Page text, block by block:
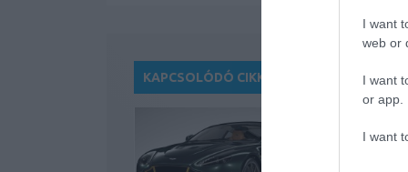
I want
web or
I want
or app.
I want
KAPCSOLÓDÓ CIKKEK